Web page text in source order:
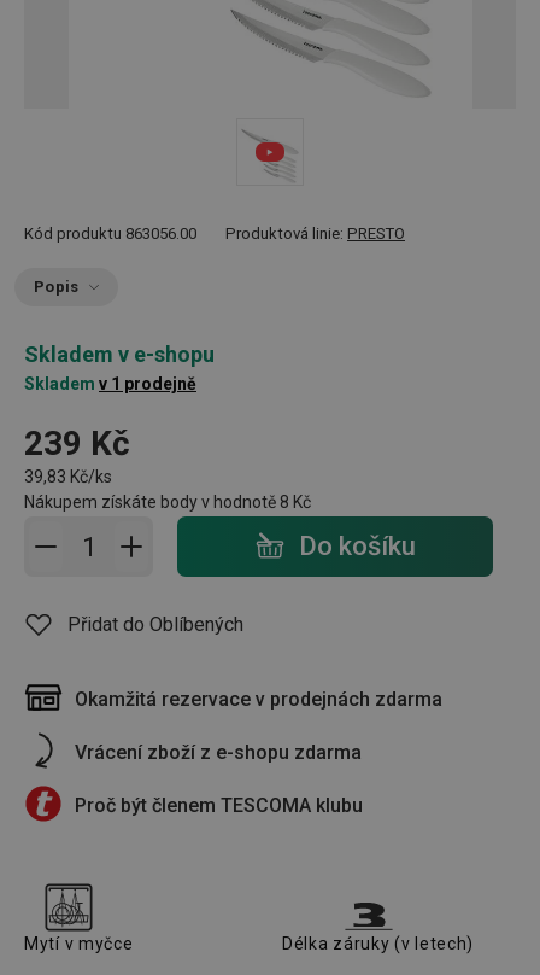
Kód produktu 863056.00 Produktová linie: PRESTO
Popis
Skladem v e-shopu
Skladem v 1 prodejně
239 Kč
39,83 Kč/ks
Nákupem získáte body v hodnotě 8 Kč
Přidat do košíku - počet Do košíku
Přidat do Oblíbených
Okamžitá rezervace v prodejnách zdarma
Vrácení zboží z e-shopu zdarma
Proč být členem TESCOMA klubu
Mytí v myčce Délka záruky (v letech)